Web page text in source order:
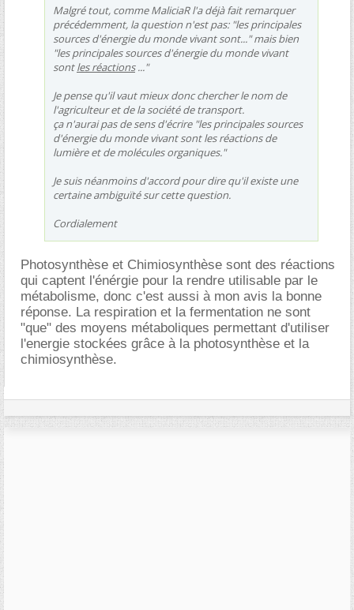
Malgré tout, comme MaliciaR l'a déjà fait remarquer
précédemment, la question n'est pas: "les principales
sources d'énergie du monde vivant sont..." mais bien
"les principales sources d'énergie du monde vivant
sontles réactions..."
Je pense qu'il vaut mieux donc chercher le nom de
l'agriculteur et de la société de transport.
ça n'aurai pas de sens d'écrire "les principales sources
d'énergie du monde vivant sont les réactions de
lumière et de molécules organiques."
Je suis néanmoins d'accord pour dire qu'il existe une
certaine ambiguïté sur cette question.
Cordialement
Photosynthèse et Chimiosynthèse sont des réactions
qui captent l'énérgie pour la rendre utilisable par le
métabolisme, donc c'est aussi à mon avis la bonne
réponse. La respiration et la fermentation ne sont
"que" des moyens métaboliques permettant d'utiliser
l'energie stockées grâce à la photosynthèse et la
chimiosynthèse.